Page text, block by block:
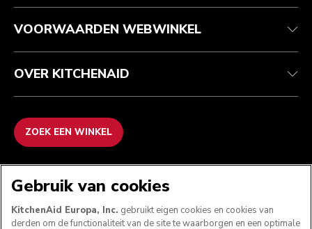
Veelgestelde vragen
ODR
VOORWAARDEN WEBWINKEL
OVER KITCHENAID
ZOEK EEN WINKEL
Gebruik van cookies
KitchenAid Europa, Inc. gebruikt eigen cookies en cookies van
derden om de functionaliteit van de site te waarborgen en een optimale